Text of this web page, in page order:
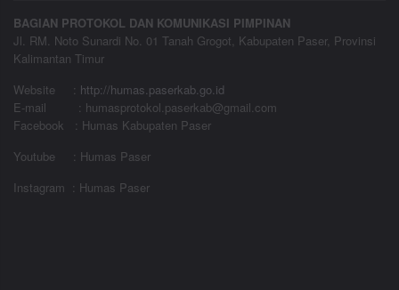
BAGIAN PROTOKOL DAN KOMUNIKASI PIMPINAN
Jl. RM. Noto Sunardi No. 01 Tanah Grogot, Kabupaten Paser, Provinsi
Kalimantan Timur
Website
: http://humas.paserkab.go.id
E-mail : humasprotokol.paserkab@gmail.com
Facebook : Humas Kabupaten Paser
Youtube : Humas Paser
Instagram : Humas Paser